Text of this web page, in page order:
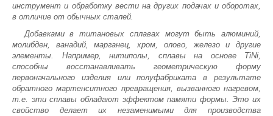
инструмент и обработку вести на других подачах и оборотах,
в отличие от обычных сталей.
Добавками в титановых сплавах могут быть алюминий,
молибден, ванадий, марганец, хром, олово, железо и другие
элементы. Например, нитиполы, сплавы на основе TiNi,
способны восстанавливать геометрическую форму
первоначального изделия или полуфабриката в результате
обратного мартенситного превращения, вызванного нагревом,
т.е. эти сплавы обладают эффектом памяти формы. Это их
свойство делает их незаменимыми для производства